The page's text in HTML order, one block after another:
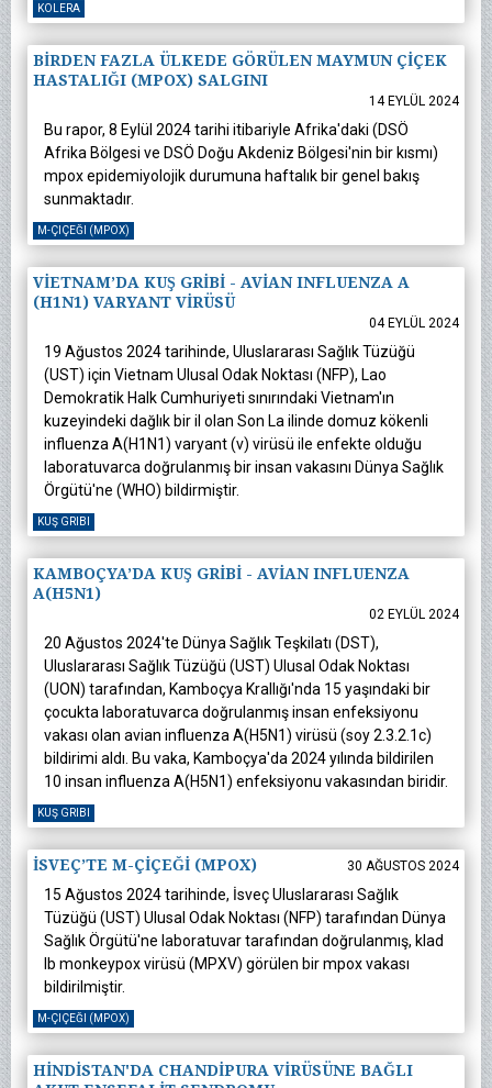
KOLERA
BİRDEN FAZLA ÜLKEDE GÖRÜLEN MAYMUN ÇİÇEK
HASTALIĞI (MPOX) SALGINI
14 EYLÜL 2024
Bu rapor, 8 Eylül 2024 tarihi itibariyle Afrika'daki (DSÖ
Afrika Bölgesi ve DSÖ Doğu Akdeniz Bölgesi'nin bir kısmı)
mpox epidemiyolojik durumuna haftalık bir genel bakış
sunmaktadır.
M-ÇIÇEĞI (MPOX)
VİETNAM’DA KUŞ GRİBİ - AVİAN INFLUENZA A
(H1N1) VARYANT VİRÜSÜ
04 EYLÜL 2024
19 Ağustos 2024 tarihinde, Uluslararası Sağlık Tüzüğü
(UST) için Vietnam Ulusal Odak Noktası (NFP), Lao
Demokratik Halk Cumhuriyeti sınırındaki Vietnam'ın
kuzeyindeki dağlık bir il olan Son La ilinde domuz kökenli
influenza A(H1N1) varyant (v) virüsü ile enfekte olduğu
laboratuvarca doğrulanmış bir insan vakasını Dünya Sağlık
Örgütü'ne (WHO) bildirmiştir.
KUŞ GRIBI
KAMBOÇYA’DA KUŞ GRİBİ - AVİAN INFLUENZA
A(H5N1)
02 EYLÜL 2024
20 Ağustos 2024'te Dünya Sağlık Teşkilatı (DST),
Uluslararası Sağlık Tüzüğü (UST) Ulusal Odak Noktası
(UON) tarafından, Kamboçya Krallığı'nda 15 yaşındaki bir
çocukta laboratuvarca doğrulanmış insan enfeksiyonu
vakası olan avian influenza A(H5N1) virüsü (soy 2.3.2.1c)
bildirimi aldı. Bu vaka, Kamboçya'da 2024 yılında bildirilen
10 insan influenza A(H5N1) enfeksiyonu vakasından biridir.
KUŞ GRIBI
İSVEÇ’TE M-ÇİÇEĞİ (MPOX) 30 AĞUSTOS 2024
15 Ağustos 2024 tarihinde, İsveç Uluslararası Sağlık
Tüzüğü (UST) Ulusal Odak Noktası (NFP) tarafından Dünya
Sağlık Örgütü'ne laboratuvar tarafından doğrulanmış, klad
Ib monkeypox virüsü (MPXV) görülen bir mpox vakası
bildirilmiştir.
M-ÇIÇEĞI (MPOX)
HİNDİSTAN'DA CHANDİPURA VİRÜSÜNE BAĞLI